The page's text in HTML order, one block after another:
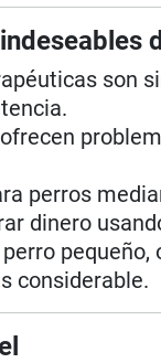
son
perros
dinero
pequeño,
considerable.